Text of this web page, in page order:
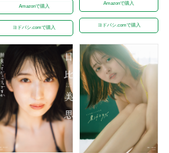
Amazonで購入
ヨドバシ.comで購入
Amazonで購入
ヨドバシ.comで購入